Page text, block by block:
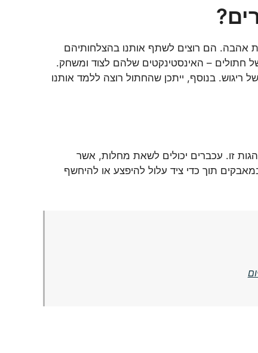
אהבה. הם רוצים לשתף אותנו בהצלחותיהם
חתולים – האינסטינקטים שלהם לצוד ומשחק.
בנוסף, ייתכן שהחתול רוצה ללמד אותנו
זו. עכברים יכולים לשאת מחלות, אשר
תוך כדי ציד עלול להיפצע או להיחשף